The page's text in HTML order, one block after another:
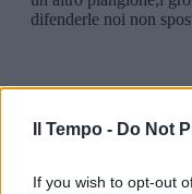
Il Tempo - Do Not
If you wish to opt-out